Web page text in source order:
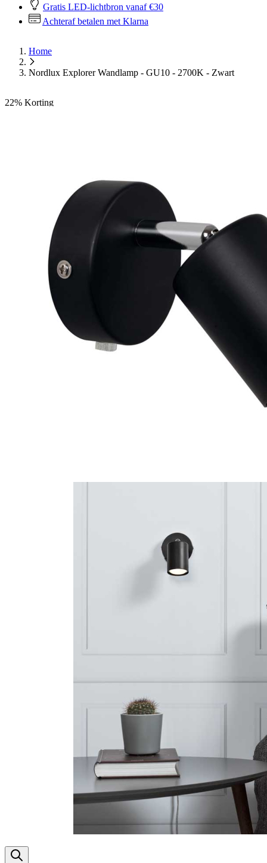
Gratis LED-lichtbron vanaf €30
Achteraf betalen met Klarna
Home
Nordlux Explorer Wandlamp - GU10 - 2700K - Zwart
22% Korting